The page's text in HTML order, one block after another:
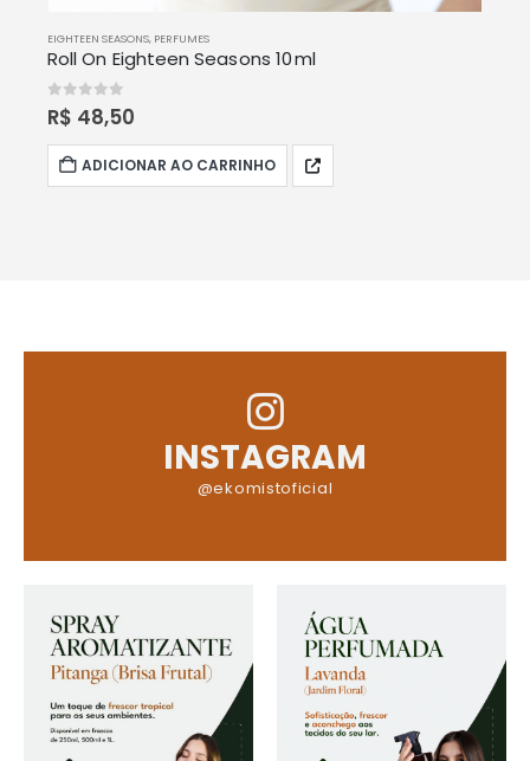
EIGHTEEN SEASONS, PERFUMES
Roll On Eighteen Seasons 10 ml
out of 5
R$ 48,50
ADICIONAR AO CARRINHO
INSTAGRAM
@ekomistoficial